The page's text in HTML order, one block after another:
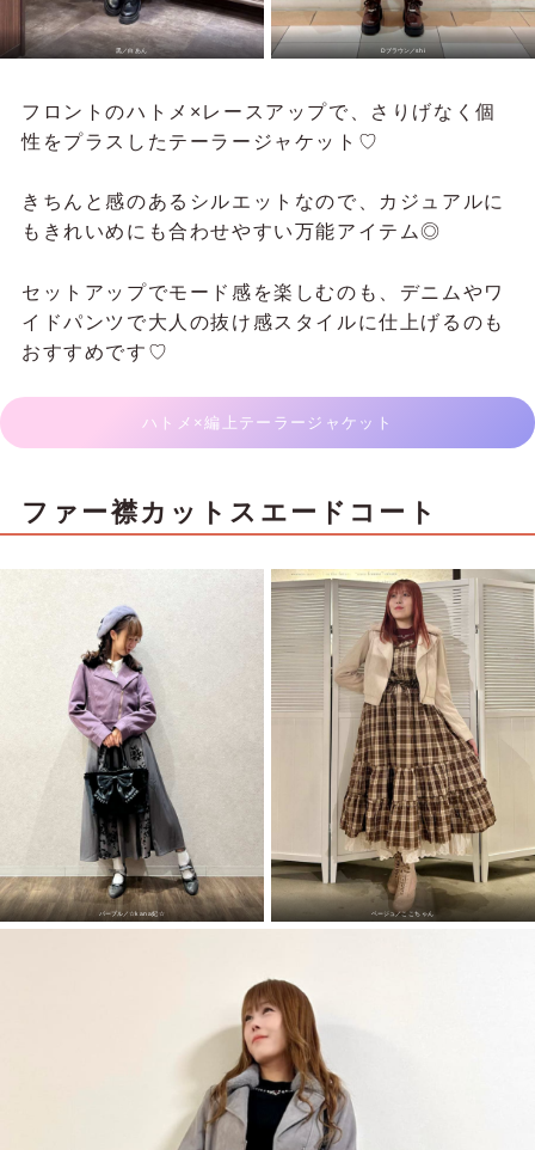
黒／白あん Dブラウン／ shi
フロントのハトメ×レースアップで、さりげなく個
性をプラスしたテーラージャケット♡
きちんと感のあるシルエットなので、カジュアルに
もきれいめにも合わせやすい万能アイテム◎
セットアップでモード感を楽しむのも、デニムやワ
イドパンツで大人の抜け感スタイルに仕上げるのも
おすすめです♡
ハトメ×編上テーラージャケット
ファー襟カットスエードコート
パープル／ ‪☆kana妃☆ ベージュ／ここちゃん